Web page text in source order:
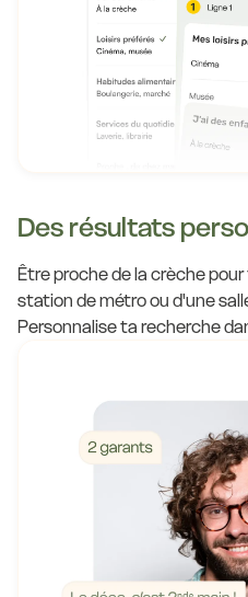
Des résultats
Être proche de la crèche
station de métro ou d'une
Personnalise ta recherche